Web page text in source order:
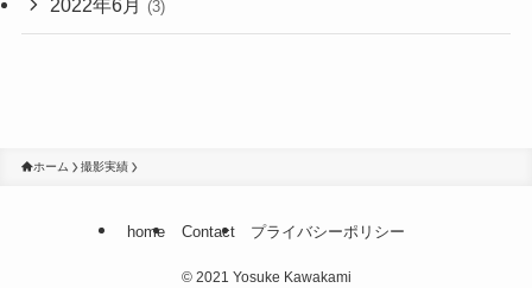
2022年6月 (3)
ホーム 撮影実績
home Contact プライバシーポリシー
©2021 Yosuke Kawakami